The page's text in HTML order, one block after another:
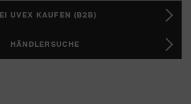
UVEX KAUFEN (B2B)
HÄNDLERSUCHE